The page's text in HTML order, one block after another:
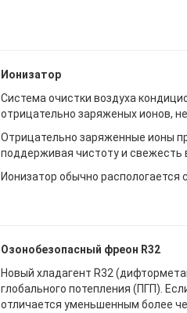
Ионизатор
Система очистки воздуха
отрицательно заряженых ионов,
Отрицательно заряженные ионы
поддерживая чистоту и свежесть
Ионизатор обычно распологается
Озонобезопасный фреон R32
Новый хладагент R32
глобального потепления (ПГП).
отличается уменьшенным более